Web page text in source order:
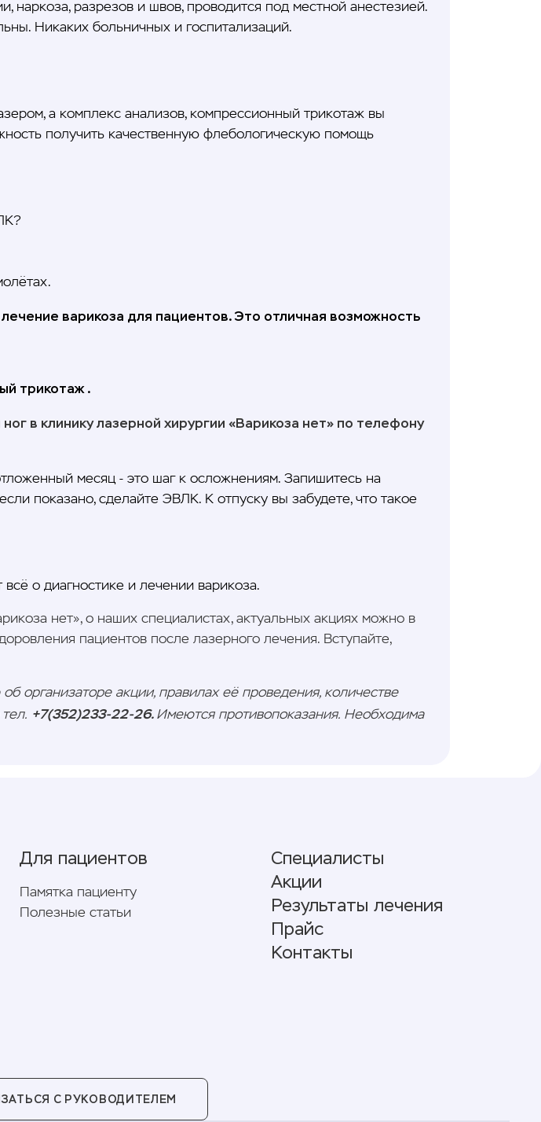
разрезов и швов, проводится под местной анестезией.
Никаких больничных и госпитализаций.
а комплекс анализов, компрессионный трикотаж вы
получить качественную флебологическую помощь
варикоза для пациентов. Это отличная возможность
трикотаж .
в клинику лазерной хирургии «Варикоза нет» по телефону
месяц - это шаг к осложнениям. Запишитесь на
показано, сделайте ЭВЛК. К отпуску вы забудете, что такое
о диагностике и лечении варикоза.
нет», о наших специалистах, актуальных акциях можно в
пациентов после лазерного лечения. Вступайте,
организаторе акции, правилах её проведения, количестве
+7(352)233-22-26. Имеются противопоказания. Необходима
Для пациентов
Памятка пациенту
Полезные статьи
Специалисты
Акции
Результаты лечения
Прайс
Контакты
С РУКОВОДИТЕЛЕМ